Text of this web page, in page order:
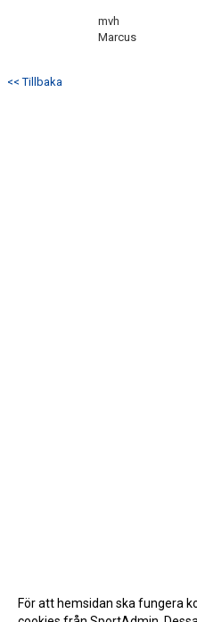
mvh
Marcus
<< Tillbaka
För att hemsidan ska fungera